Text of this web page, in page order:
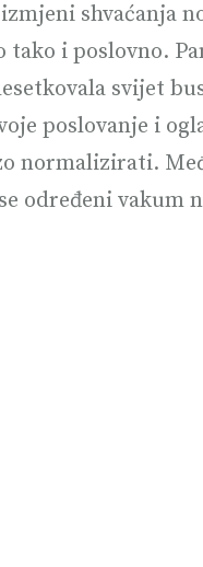
shvaćanja
tako i poslovno.
svijet
poslovanje i
normalizirati.
određeni vakum